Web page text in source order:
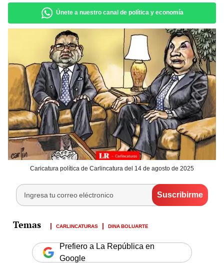
Únete a nuestro canal de política y economía
Caricatura política de Carlincatura del 14 de agosto de 2025
CARLINCATURAS DINA BOLUARTE
Prefiero a La República en
Google